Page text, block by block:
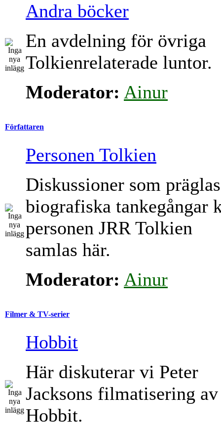
Andra böcker
En avdelning för övriga
Tolkienrelaterade luntor.
Moderator: Ainur
Författaren
Personen Tolkien
Diskussioner som
biografiska tankegångar
personen JRR Tolkien
samlas här.
Moderator: Ainur
Filmer & TV-serier
Hobbit
Här diskuterar vi Peter
Jacksons filmatisering
Hobbit.